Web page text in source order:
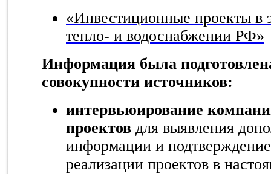
«Инвестиционные проекты в
тепло- и водоснабжении РФ»
Информация была
совокупности источников:
интервьюирование
проектов для выявления
информации и
реализации проектов в